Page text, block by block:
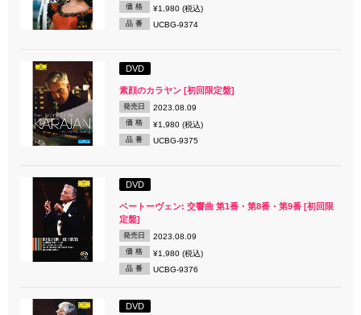
価 格 ¥1,980 (税込)
品 番 UCBG-9374
DVD
素顔のカラヤン [初回限定盤]
発売日 2023.08.09
価 格 ¥1,980 (税込)
品 番 UCBG-9375
DVD
ベートーヴェン: 交響曲 第1番・第8番・第9番 [初回限
定盤]
発売日 2023.08.09
価 格 ¥1,980 (税込)
品 番 UCBG-9376
DVD